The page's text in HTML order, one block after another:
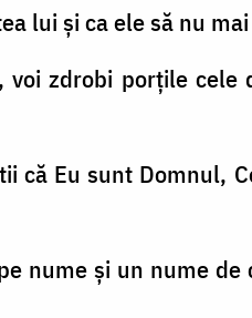
lui şi ca ele să nu
zdrobi porţile cele
că Eu sunt Domnul,
nume şi un nume de